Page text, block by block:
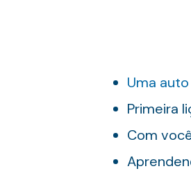
Uma
Primeira
Com